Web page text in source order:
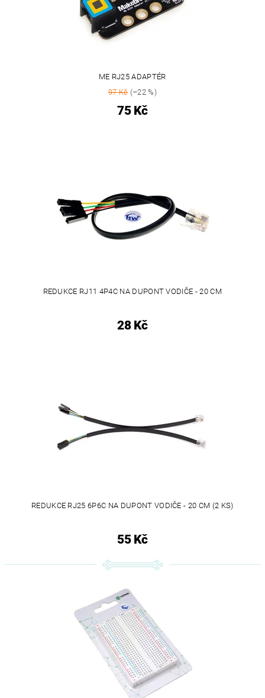
ME RJ25 ADAPTÉR
97 Kč(–22 %)
75 Kč
REDUKCE RJ11 4P4C NA DUPONT VODIČE - 20 CM
28 Kč
REDUKCE RJ25 6P6C NA DUPONT VODIČE - 20 CM (2 KS)
55 Kč